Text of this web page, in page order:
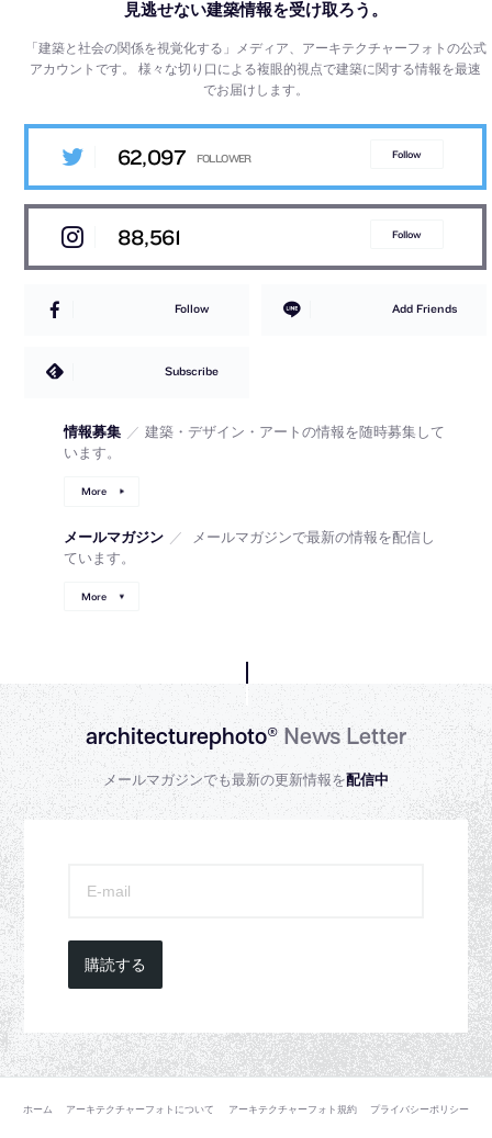
見逃せない建築情報を受け取ろう。
「建築と社会の関係を視覚化する」メディア、アーキテクチャーフォトの公式
アカウントです。様々な切り口による複眼的視点で建築に関する情報を最速
でお届けします。
62,097 Follow
88,561 Follow
Follow Add Friends
Subscribe
情報募集 ／ 建築・デザイン・アートの情報を随時募集して
います。
More
メールマガジン ／
メールマガジンで最新の情報を配信し
ています。
More
architecturephoto®News Letter
メールマガジンでも最新の更新情報を配信中
購読する
ホーム アーキテクチャーフォトについて アーキテクチャーフォト規約 プライバシーポリシー